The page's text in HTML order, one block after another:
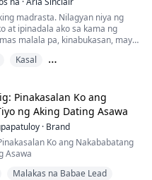
ang ex-...
madrasta. Nilagyan niya ng
at ipinadala ako sa kama ng
malala pa, kinabukasan, may
Kasal
Pinakasalan Ko ang
ng Aking Dating Asawa
· Brand
Ko ang Nakababatang
Asawa
Malakas na Babae Lead